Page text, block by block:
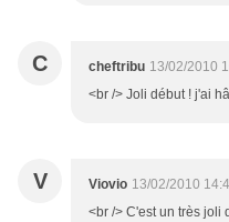
C cheftribu 13/02/2010
<br /> Joli début ! j'ai
V Viovio 13/02/2010
<br /> C'est un très joli